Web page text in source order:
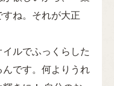
ね。それが大正
ルでふっくらした
です。何よりうれ